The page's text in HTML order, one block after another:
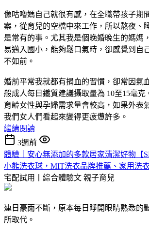
像咕嚕媽自己就很有感，在全職帶孩子期
案，從育兒的空檔中來工作，所以熬夜、
是常有的事。尤其我是個晚婚晚生的媽媽
易邁入國小，能夠鬆口氣時，卻感覺到自
不如前。
婚前平常我就都有捐血的習慣，卻常因氣
般成人每日鐵質建議攝取量為 10至15毫克
育齡女性與孕婦需求量會較高，如果外表
我們女人們看起來變得更疲憊許多。
繼續閱讀
3週前
體驗｜安心無添加的多款居家清潔好物【
小熊洗衣球，MIT洗衣品牌推薦、家用洗
宅配試用丨綜合體驗文 親子育兒
連日豪雨不斷，原本每日睜開眼睛熟悉的
所取代。